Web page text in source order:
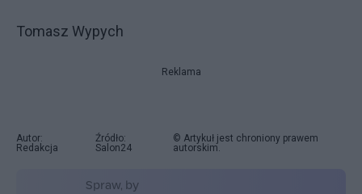
Tomasz Wypych
Reklama
Autor:
Redakcja
Źródło:
Salon24
© Artykuł jest chroniony prawem
autorskim.